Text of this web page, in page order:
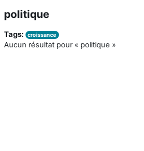
politique
Tags: croissance
Aucun résultat pour « politique »